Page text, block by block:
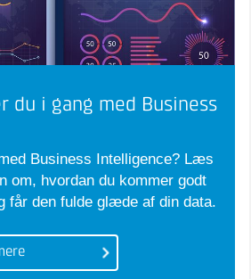
du i gang med Business
Business Intelligence? Læs
om, hvordan du kommer godt
får den fulde glæde af din data.